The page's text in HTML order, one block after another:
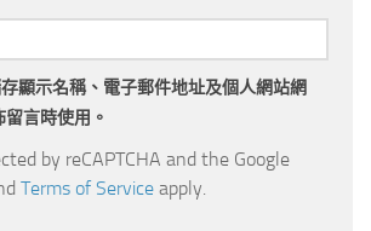
顯示名稱、電子郵件地址及個人網站網
言時使用。
by reCAPTCHA and the Google
Terms of Service apply.